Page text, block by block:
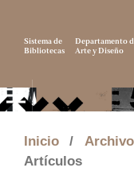
Sistema de
Bibliotecas
Departamento
Arte y Diseño
Inicio /
Artículos